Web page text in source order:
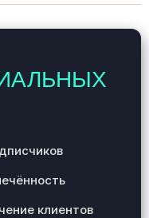
клиентов